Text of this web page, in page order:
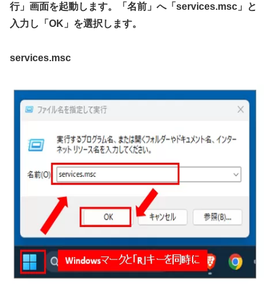
行」画面を起動します。「名前」へ「services.msc」と
入力し「OK」を選択します。
services.msc